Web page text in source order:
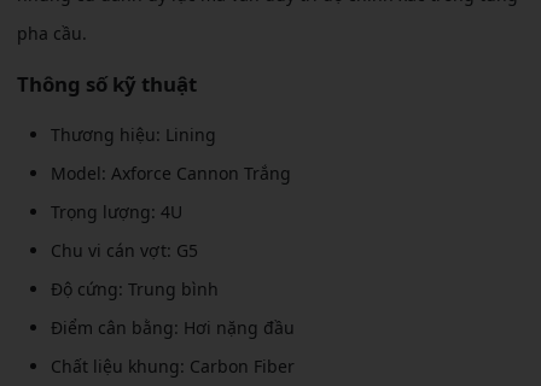
pha cầu.
Thông số kỹ thuật
Thương hiệu: Lining
Model: Axforce Cannon Trắng
Trọng lượng: 4U
Chu vi cán vợt: G5
Độ cứng: Trung bình
Điểm cân bằng: Hơi nặng đầu
Chất liệu khung: Carbon Fiber